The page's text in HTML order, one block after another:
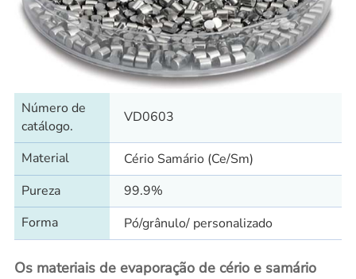
Número de
catálogo.
VD0603
Material
Cério Samário (Ce/Sm)
Pureza
99.9%
Forma
Pó/grânulo/ personalizado
Os materiais de evaporação de cério e samário